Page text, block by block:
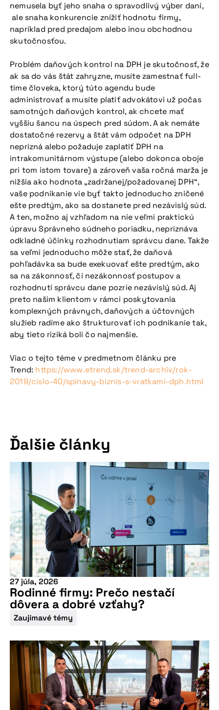
nemusela byť jeho snaha o spravodlivý výber daní,
ale snaha konkurencie znížiť hodnotu firmy,
napríklad pred predajom alebo inou obchodnou
skutočnosťou.
Problém daňových kontrol na DPH je skutočnosť, že
ak sa do vás štát zahryzne, musíte zamestnať full-
time človeka, ktorý túto agendu bude
administrovať a musíte platiť advokátovi už počas
samotných daňových kontrol, ak chcete mať
vyššiu šancu na úspech pred súdom. A ak nemáte
dostatočné rezervy a štát vám odpočet na DPH
neprizná alebo požaduje zaplatiť DPH na
intrakomunitárnom výstupe (alebo dokonca oboje
pri tom istom tovare) a zároveň vaša ročná marža je
nižšia ako hodnota „zadržanej/požadovanej DPH“,
vaše podnikanie vie byť takto jednoducho zničené
ešte predtým, ako sa dostanete pred nezávislý súd.
A ten, možno aj vzhľadom na nie veľmi praktickú
úpravu Správneho súdneho poriadku, nepriznáva
odkladné účinky rozhodnutiam správcu dane. Takže
sa veľmi jednoducho môže stať, že daňová
pohľadávka sa bude exekuovať ešte predtým, ako
sa na zákonnosť, či nezákonnosť postupov a
rozhodnutí správcu dane pozrie nezávislý súd. Aj
preto našim klientom v rámci poskytovania
komplexných právnych, daňových a účtovných
služieb radíme ako štrukturovať ich podnikanie tak,
aby tieto riziká boli čo najmenšie.
Viac o tejto téme v predmetnom článku pre
Trend: https://www.etrend.sk/trend-archiv/rok-
2019/cislo-40/spinavy-biznis-s-vratkami-dph.html
Ďalšie články
27 júla, 2026
Rodinné firmy: Prečo nestačí
dôvera a dobré vzťahy?
Zaujímavé témy